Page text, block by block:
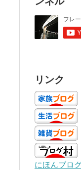
リンク
にほんブロ